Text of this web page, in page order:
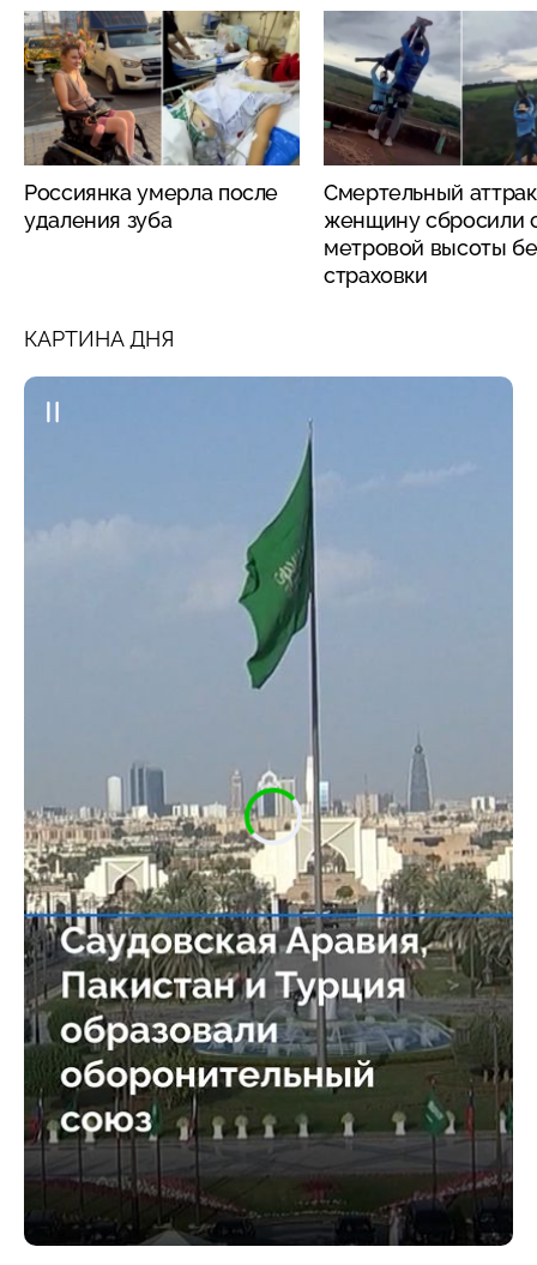
Россиянка умерла после
удаления зуба
Смертельный
женщину сбросили
метровой высоты
страховки
КАРТИНА ДНЯ